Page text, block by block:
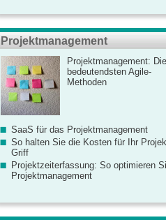
Projektmanagement
Projektmanagement:
bedeutendsten Agile-
Methoden
SaaS für das Projektmanagement
So halten Sie die Kosten für Ihr
Griff
Projektzeiterfassung: So optimieren
Projektmanagement